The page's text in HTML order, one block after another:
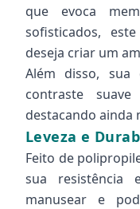
que evoca
sofisticados,
deseja criar um
Além disso,
contraste
destacando ainda
Leveza e
Feito de
sua
manusear e